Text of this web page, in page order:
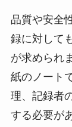
品質や安全
録に対して
が求められ
紙のノート
理、記録者
する必要が